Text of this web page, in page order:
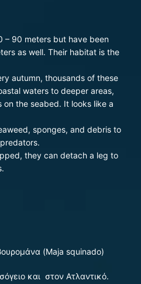
– 90 meters but have been
as well. Their habitat is the
autumn, thousands of these
waters to deeper areas,
the seabed. It looks like a
sponges, and debris to
they can detach a leg to
(Maja squinado)
και στον Ατλαντικό.